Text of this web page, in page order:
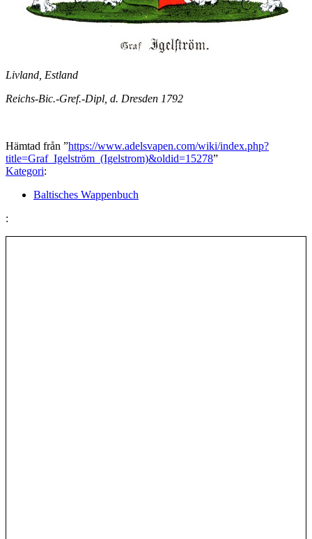
Livland, Estland
Reichs-Bic.-Gref.-Dipl, d. Dresden 1792
Hämtad från ”https://www.adelsvapen.com/wiki/index.php?
title=Graf_Igelström_(Igelstrom)&oldid=15278”
Kategori:
Baltisches Wappenbuch
: